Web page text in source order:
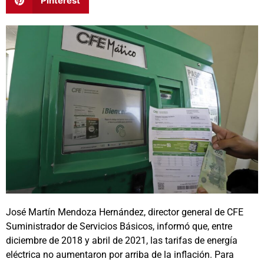
José Martín Mendoza Hernández, director general de CFE
Suministrador de Servicios Básicos, informó que, entre
diciembre de 2018 y abril de 2021, las tarifas de energía
eléctrica no aumentaron por arriba de la inflación. Para